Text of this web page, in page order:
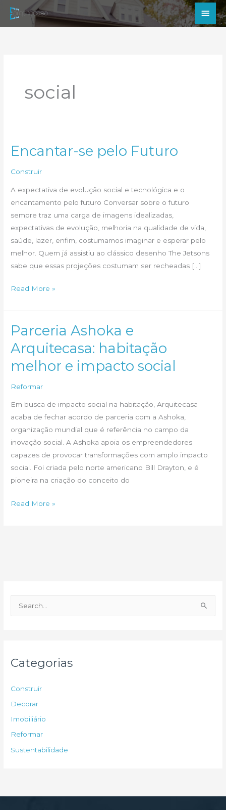
para
social
Encantar-se pelo Futuro
Construir
A expectativa de evolução social e tecnológica e o
encantamento pelo futuro Conversar sobre o futuro
sempre traz uma carga de imagens idealizadas,
expectativas de evolução, melhoria na qualidade de vida,
saúde, lazer, enfim, costumamos imaginar e esperar pelo
melhor. Quem já assistiu ao clássico desenho The Jetsons
sabe que essas projeções costumam ser recheadas […]
Encantar-
pelo
Futuro
Read More »
Parceria Ashoka e
Arquitecasa: habitação
melhor e impacto social
Reformar
Em busca de impacto social na habitação, Arquitecasa
acaba de fechar acordo de parceria com a Ashoka,
organização mundial que é referência no campo da
inovação social. A Ashoka apoia os empreendedores
capazes de provocar transformações com amplo impacto
social. Foi criada pelo norte americano Bill Drayton, e é
pioneira na criação do conceito do
Parceria
social
Read More »
e
p
o
r
Categorias
Construir
Decorar
Imobiliário
Reformar
Sustentabilidade